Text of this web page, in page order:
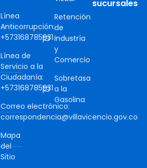
Línea
Anticorrupción:
+573168785931
Línea de
Servicio a la
Ciudadanía:
+573168785931
Correo electrónico:
correspondencia@villavicencio.gov.co
Mapa
del
Sitio
Retención
de
Industría
y
Comercio
Sobretasa
a la
Gasolina
sucursales